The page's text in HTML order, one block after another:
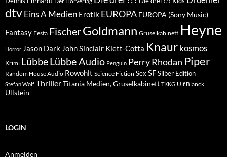
dtvEins A Medien Erotik EUROPA EUROPA (Sony Music)
Fantasy Festa FischerGoldmann Gruselkabinett Heyne
Horror Jason Dark John Sinclair Klett-Cotta Knaur kosmos
Krimi LübbeLübbe Audio Penguin Perry Rhodan Piper
Random House Audio Rowohlt Science Fiction Sex SFSilber Edition
Stefan Wolf ThrillerTitania Medien, Gruselkabinett TKKG Ulf Blanck
Ullstein
LOGIN
Anmelden